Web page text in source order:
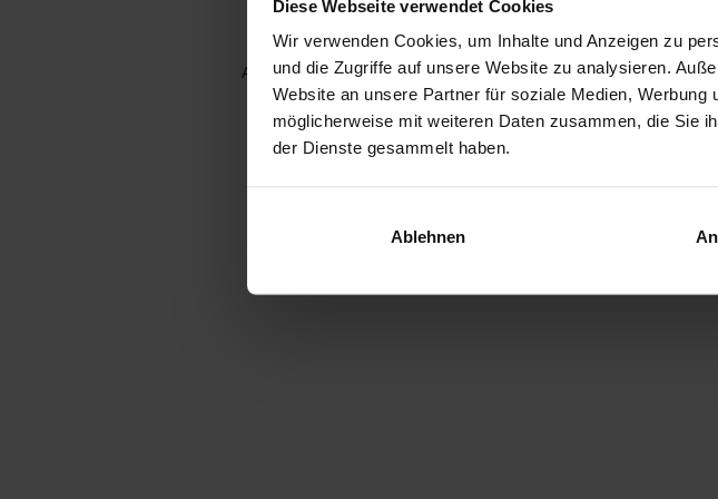
Diese Webseite verwendet Cookies
Wir verwenden Cookies, um Inhalte und Anzeigen zu
und die Zugriffe auf unsere Website zu analysieren.
Website an unsere Partner für soziale Medien,
möglicherweise mit weiteren Daten zusammen, die Sie
der Dienste gesammelt haben.
Ablehnen
Application error: a client-side exception has occurred while